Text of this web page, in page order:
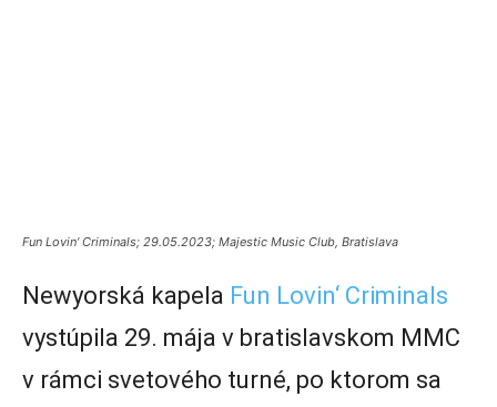
Fun Lovin‘ Criminals; 29.05.2023; Majestic Music Club, Bratislava
Newyorská kapela Fun Lovin‘ Criminals
vystúpila 29. mája v bratislavskom MMC
v rámci svetového turné, po ktorom sa